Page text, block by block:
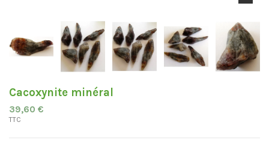
Cacoxynite minéral
39,60 €
TTC